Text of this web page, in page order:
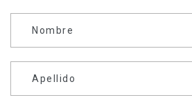
Nombre
Apellido